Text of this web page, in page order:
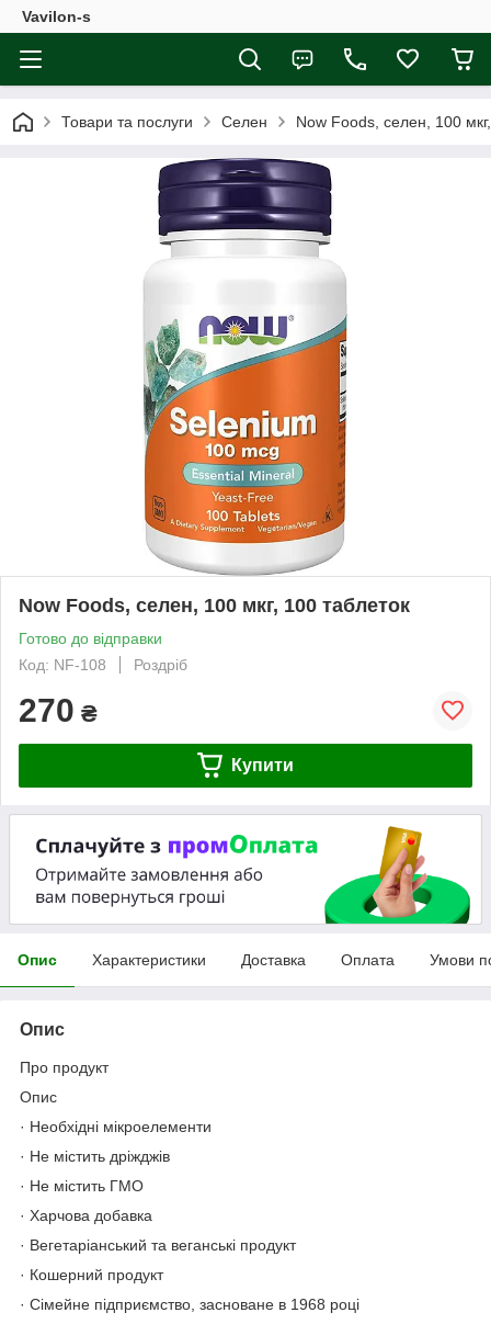
Vavilon-s
Товари та послуги Селен Now Foods, селен, 100
Now Foods, селен, 100 мкг, 100 таблеток
Готово до відправки
Код: NF-108
Роздріб
270 ₴
Купити
Опис Характеристики Доставка Оплата Умови
Опис
Про продукт
Опис
· Необхідні мікроелементи
· Не містить дріжджів
· Не містить ГМО
· Харчова добавка
· Вегетаріанський та веганські продукт
· Кошерний продукт
· Сімейне підприємство, засноване в 1968 році